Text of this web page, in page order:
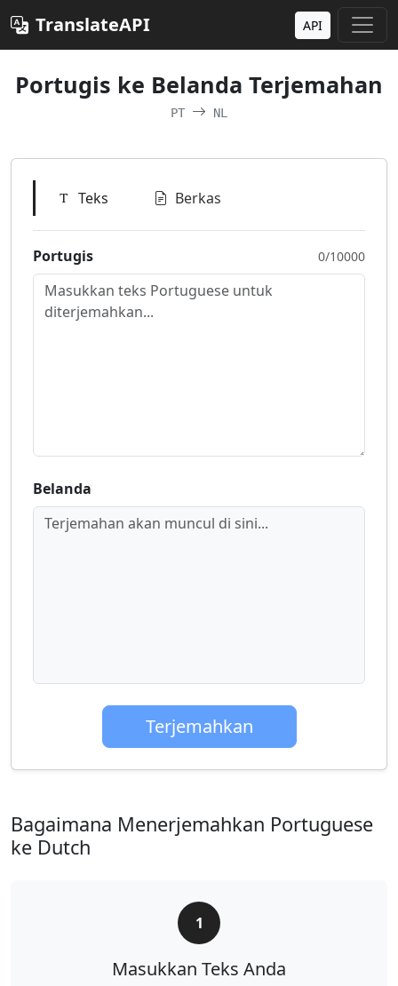
TranslateAPI API
Portugis ke Belanda Terjemahan
PT NL
Teks Berkas
Portugis 0/10000
Belanda
Terjemahan akan muncul di sini...
Terjemahkan
Bagaimana Menerjemahkan Portuguese
ke Dutch
1
Masukkan Teks Anda